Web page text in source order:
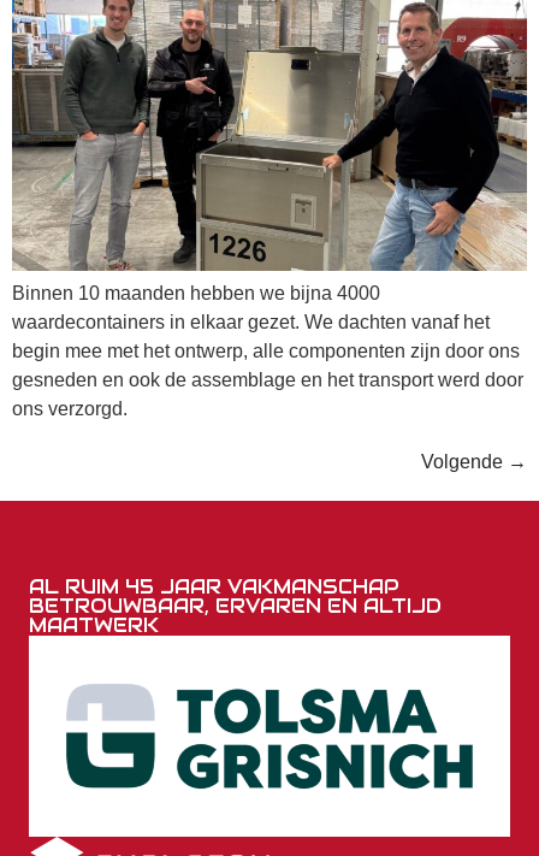
Binnen 10 maanden hebben we bijna 4000
waardecontainers in elkaar gezet. We dachten vanaf het
begin mee met het ontwerp, alle componenten zijn door ons
gesneden en ook de assemblage en het transport werd door
ons verzorgd.
Volgende →
AL RUIM 45 JAAR VAKMANSCHAP
BETROUWBAAR, ERVAREN EN ALTIJD
MAATWERK